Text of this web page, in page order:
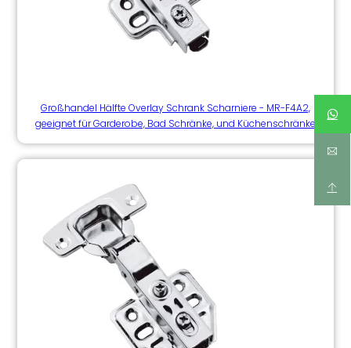
Großhandel Hälfte Overlay Schrank Scharniere - MR-F4A2,
geeignet für Garderobe, Bad Schränke, und Küchenschränke